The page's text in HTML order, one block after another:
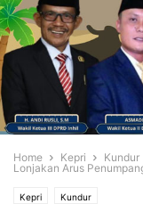
Home Kepri Kundur
Lonjakan Arus
Kepri Kundur